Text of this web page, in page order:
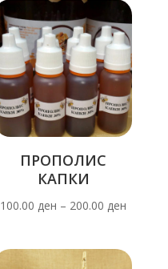
ПРОПОЛИС
КАПКИ
100.00ден – 200.00ден